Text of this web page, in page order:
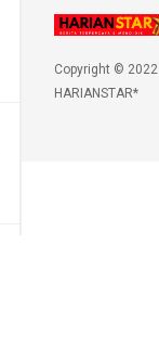
Copyright © 2022
HARIANSTAR*